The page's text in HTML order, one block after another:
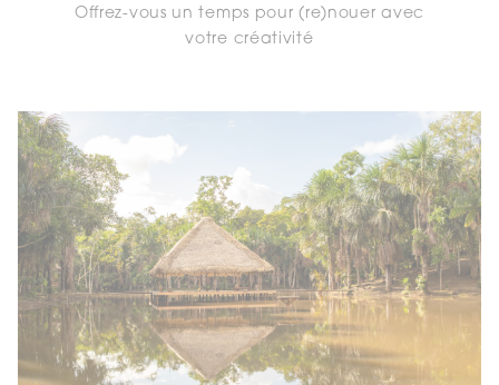
Offrez-vous un temps pour (re)nouer avec
votre créativité